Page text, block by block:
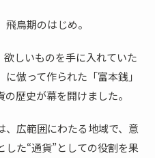
鳥期のはじめ。
欲しいものを手に入れていた
倣って作られた「富本銭」
歴史が幕を開けました。
、広範囲にわたる地域で、意
た“通貨”としての役割を果